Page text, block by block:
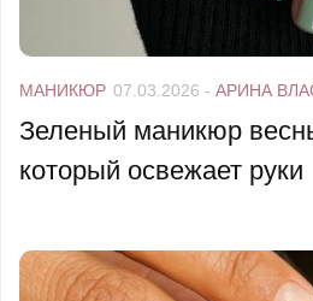
МАНИКЮР 07.03.2026 - АРИНА
Зеленый маникюр
который освежает руки